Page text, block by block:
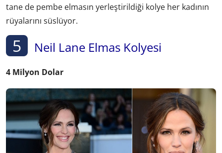
tane de pembe elmasın yerleştirildiği kolye her kadının
rüyalarını süslüyor.
5 Neil Lane Elmas Kolyesi
4 Milyon Dolar